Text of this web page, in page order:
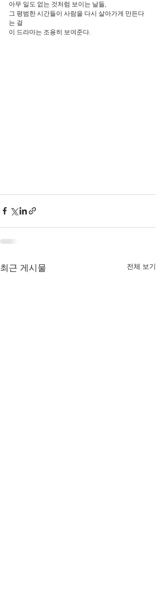
아무 일도 없는 것처럼 보이는 날들,
그 평범한 시간들이 사람을 다시 살아가게 만든다
는 걸
이 드라마는 조용히 보여준다.
최근 게시물 전체 보기